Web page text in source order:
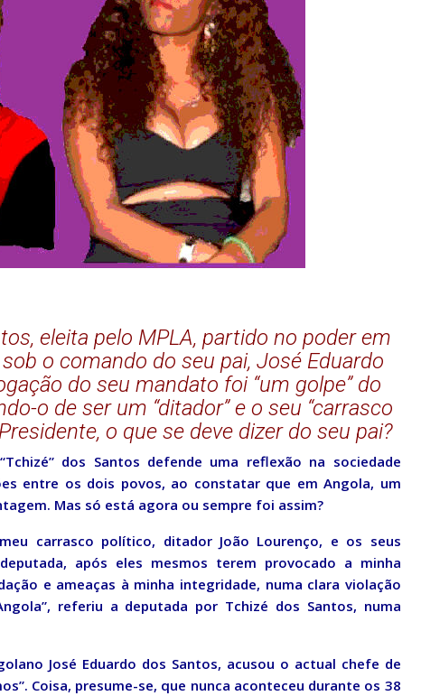
eleita pelo MPLA, partido no poder em
o comando do seu pai, José Eduardo
do seu mandato foi “um golpe” do
o de ser um “ditador” e o seu “carrasco
o que se deve dizer do seu pai?
dos Santos defende uma reflexão na sociedade
entre os dois povos, ao constatar que em Angola, um
Mas só está agora ou sempre foi assim?
carrasco político, ditador João Lourenço, e os seus
após eles mesmos terem provocado a minha
e ameaças à minha integridade, numa clara violação
referiu a deputada por Tchizé dos Santos, numa
José Eduardo dos Santos, acusou o actual chefe de
Coisa, presume-se, que nunca aconteceu durante os 38